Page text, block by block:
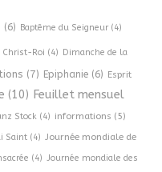
(6) Baptême du Seigneur (4)
Christ-Roi (4) Dimanche de la
(7) Epiphanie (6) Esprit
(10) Feuillet mensuel
Stock (4) informations (5)
Saint (4) Journée mondiale de
(4) Journée mondiale des